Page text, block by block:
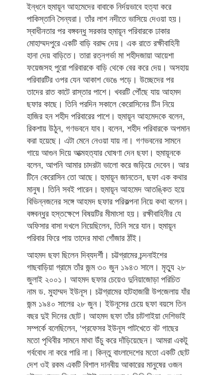
ইন্ধনে হুমায়ূন আহমেদের বাবাকে নির্দয়ভাবে হত্যা করে
পাকিস্তানি সৈন্যরা। তাঁর লাশ নদীতে ভাসিয়ে দেওয়া হয়।
স্বাধীনতার পর বঙ্গবন্ধু সরকার হুমায়ূন পরিবারকে ঢাকার
মোহাম্মদপুরে একটি বাড়ি বরাদ্দ দেয়। এক রাতে রক্ষীবাহিনী
হানা দেয় বাড়িতে। তারা রত্নগর্ভা মা শহীদজায়া আয়েশা
ফয়েজসহ পুরো পরিবারকে বাড়ি থেকে বের করে দেয়। অসহায়
পরিবারটির ওপর যেন আকাশ ভেঙে পড়ে। উচ্ছেদের পর
তাদের রাত কাটে রাস্তার পাশে। খবরটি পৌঁছে যায় আহমদ
ছফার কাছে। তিনি পরদিন সকালে কেরোসিনের টিন নিয়ে
হাজির হন শহীদ পরিবারের পাশে। হুমায়ূন আহমেদকে বলেন,
রিকশায় উঠুন, গণভবনে যাব। বলেন, শহীদ পরিবারকে অপমান
করা হয়েছে। এটা মেনে নেওয়া যায় না। গণভবনের সামনে
গায়ে আগুন দিয়ে আত্মহত্যার ঘোষণা দেন ছফা। হুমায়ূনকে
বলেন, আপনি আমার চাদরটা ভালো করে জড়িয়ে দেবেন। আর
টিনে কেরোসিন তো আছে। হুমায়ূন জানতেন, ছফা এক কথার
মানুষ। তিনি সবই পারেন। হুমায়ূন আহমেদ আতঙ্কিত হয়ে
বিভিন্নজনের সঙ্গে আহমদ ছফার পরিকল্পনা নিয়ে কথা বলেন।
বঙ্গবন্ধুর হস্তক্ষেপে বিষয়টির মীমাংসা হয়। রক্ষীবাহিনীর যে
অফিসার বাসা দখলে নিয়েছিলেন, তিনি সরে যান। হুমায়ূন
পরিবার ফিরে পায় তাদের মাথা গোঁজার ঠাঁই।
আহমদ ছফা ছিলেন দিব্যদর্শী। চট্টগ্রামের চন্দনাইশের
গাছবাড়িয়া গ্রামে তাঁর জন্ম ৩০ জুন ১৯৪৩ সালে। মৃত্যু ২৮
জুলাই ২০০১। আহমদ ছফার চেয়েও দুনিয়াজোড়া পরিচিত
নাম ড. মুহাম্মদ ইউনূস। চট্টগ্রামের হাটহাজারী উপজেলায় যাঁর
জন্ম ১৯৪০ সালের ২৮ জুন। ইউনূসের চেয়ে ছফা বয়সে তিন
বছর দুই দিনের ছোট। আহমদ ছফা তাঁর চাটগাইয়া দেশিভাই
সম্পর্কে বলেছিলেন, ‘প্রফেসর ইউনূস পাটখেতে বট গাছের
মতো পৃথিবীর সামনে মাথা উঁচু করে দাঁড়িয়েছেন। আমরা একটু
গর্ববোধ না করে পারি না। কিন্তু বাংলাদেশের মতো একটি ছোট
দেশ ওই রকম একটি বিশাল দানবীয় আকারের মানুষের ওজন